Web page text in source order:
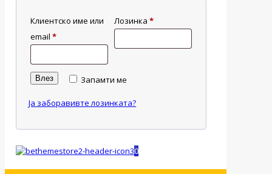
Клиентско име или
email*
Лозинка*
Запамти ме
Влез
Ја заборавивте лозинката?
0